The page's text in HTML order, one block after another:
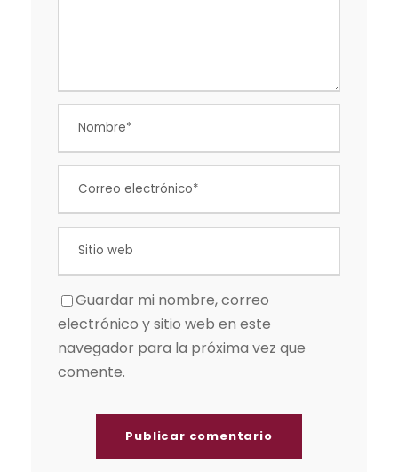
Guardar mi nombre, correo
electrónico y sitio web en este
navegador para la próxima vez que
comente.